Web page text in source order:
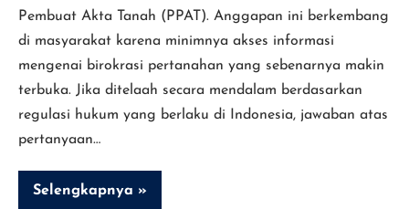
Pembuat Akta Tanah (PPAT). Anggapan ini berkembang
di masyarakat karena minimnya akses informasi
mengenai birokrasi pertanahan yang sebenarnya makin
terbuka. Jika ditelaah secara mendalam berdasarkan
regulasi hukum yang berlaku di Indonesia, jawaban atas
pertanyaan…
Selengkapnya »
Apakah